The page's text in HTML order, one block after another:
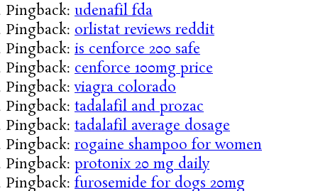
Pingback: udenafil fda
Pingback: orlistat reviews reddit
Pingback: is cenforce 200 safe
Pingback: cenforce 100mg price
Pingback:viagra colorado
Pingback: tadalafil and prozac
Pingback: tadalafil average dosage
Pingback: rogaine shampoo for women
Pingback: protonix 20 mg daily
Pingback: furosemide for dogs 20mg